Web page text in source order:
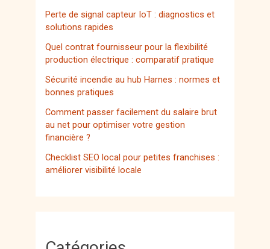
Perte de signal capteur IoT : diagnostics et
solutions rapides
Quel contrat fournisseur pour la flexibilité
production électrique : comparatif pratique
Sécurité incendie au hub Harnes : normes et
bonnes pratiques
Comment passer facilement du salaire brut
au net pour optimiser votre gestion
financière ?
Checklist SEO local pour petites franchises :
améliorer visibilité locale